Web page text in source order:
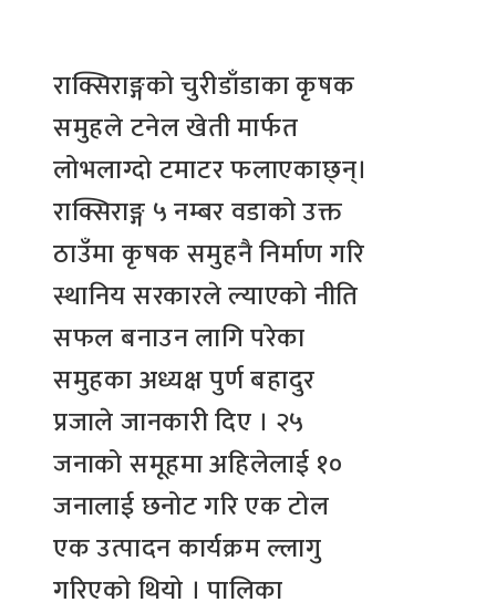
राक्सिराङ्गको चुरीडाँडाका कृषक
समुहले टनेल खेती मार्फत
लोभलाग्दो टमाटर फलाएकाछ्न्।
राक्सिराङ्ग ५ नम्बर वडाको उक्त
ठाउँमा कृषक समुहनै निर्माण गरि
स्थानिय सरकारले ल्याएको नीति
सफल बनाउन लागि परेका
समुहका अध्यक्ष पुर्ण बहादुर
प्रजाले जानकारी दिए । २५
जनाको समूहमा अहिलेलाई १०
जनालाई छनोट गरि एक टोल
एक उत्पादन कार्यक्रम ल्लागु
गरिएको थियो । पालिका